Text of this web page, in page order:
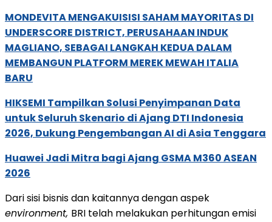
MONDEVITA MENGAKUISISI SAHAM MAYORITAS DI
UNDERSCORE DISTRICT, PERUSAHAAN INDUK
MAGLIANO, SEBAGAI LANGKAH KEDUA DALAM
MEMBANGUN PLATFORM MEREK MEWAH ITALIA
BARU
HIKSEMI Tampilkan Solusi Penyimpanan Data
untuk Seluruh Skenario di Ajang DTI Indonesia
2026, Dukung Pengembangan AI di Asia Tenggara
Huawei Jadi Mitra bagi Ajang GSMA M360 ASEAN
2026
Dari sisi bisnis dan kaitannya dengan aspek
environment, BRI telah melakukan perhitungan emisi